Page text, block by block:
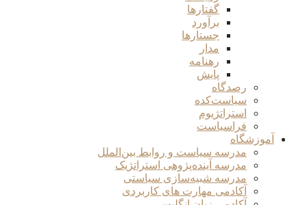
گفتارها
برآورد
جستارها
مدار
رهنامه
پایش
رصدگاه
سیاست‌کده
استراتژیوم
فراسیاست
آموزشگاه
مدرسه سیاست و روابط بین‌الملل
مدرسه آینده‌پژوهی استراتژیک
مدرسه شبیه‌سازی سیاستی
آکادمی مهارت های کاربردی